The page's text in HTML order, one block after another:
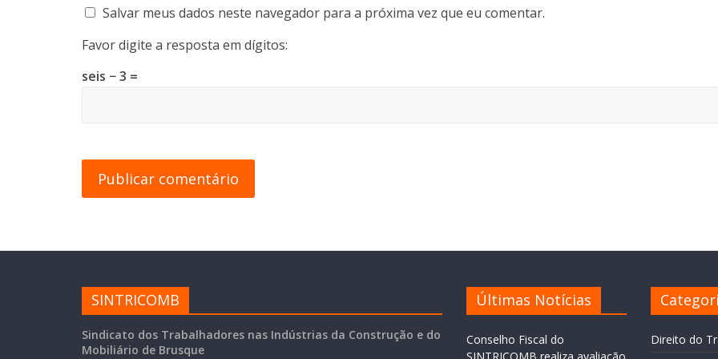
Salvar meus dados neste navegador para a próxima vez que eu comentar.
Favor digite a resposta em dígitos:
seis − 3 =
SINTRICOMB
Sindicato dos Trabalhadores nas Indústrias da Construção e do
Mobiliário de Brusque
Últimas Notícias
Conselho Fiscal do
SINTRICOMB realiza avaliação
Direito do